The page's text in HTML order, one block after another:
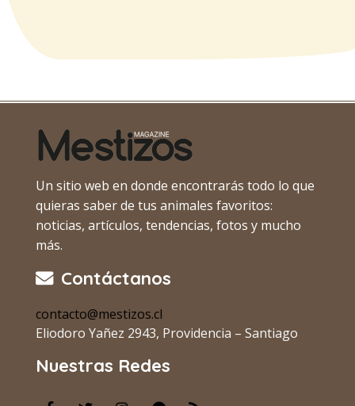
Un sitio web en donde encontrarás todo lo que
quieras saber de tus animales favoritos:
noticias, artículos, tendencias, fotos y mucho
más.
Contáctanos
contacto@mestizos.cl
Eliodoro Yañez 2943, Providencia – Santiago
Nuestras Redes